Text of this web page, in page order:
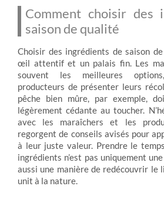
Comment choisir des
saison de qualité
Choisir des ingrédients de saison
œil attentif et un palais fin. Les
souvent les meilleures
producteurs de présenter leurs
pêche bien mûre, par exemple,
légèrement cédante au toucher.
avec les maraîchers et les
regorgent de conseils avisés pour
à leur juste valeur. Prendre le
ingrédients n’est pas uniquement
aussi une manière de redécouvrir le
unit à la nature.